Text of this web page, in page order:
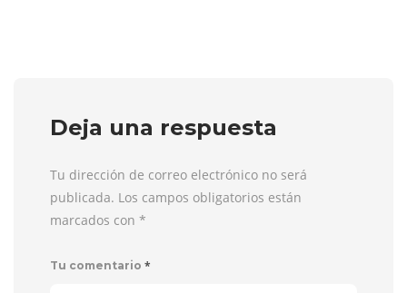
Deja una respuesta
Tu dirección de correo electrónico no será
publicada. Los campos obligatorios están
marcados con *
Tu comentario *